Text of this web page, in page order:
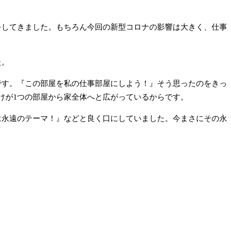
てきました。もちろん今回の新型コロナの影響は大きく、仕事
。『この部屋を私の仕事部屋にしよう！』そう思ったのをきっ
1つの部屋から家全体へと広がっているからです。
遠のテーマ！』などと良く口にしていました。今まさにその永